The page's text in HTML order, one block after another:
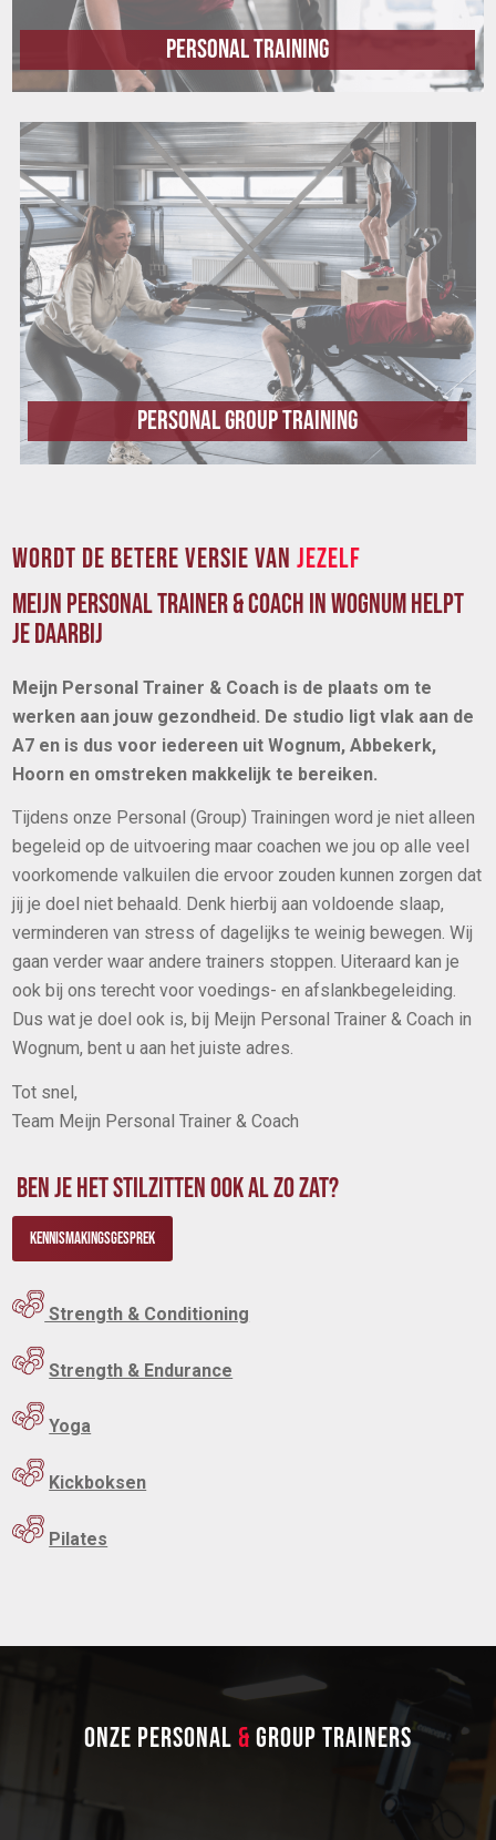
Personal Training
Personal GROUP training
WORDT DE BETERE VERSIE VANJEZELF
MEIJN PERSONAL TRAINER & COACH IN WOGNUM HELPT
JE DAARBIJ
Meijn Personal Trainer & Coach is de plaats om te
werken aan jouw gezondheid. De studio ligt vlak aan de
A7 en is dus voor iedereen uit Wognum, Abbekerk,
Hoorn en omstreken makkelijk te bereiken.
Tijdens onze Personal (Group) Trainingen word je niet alleen
begeleid op de uitvoering maar coachen we jou op alle veel
voorkomende valkuilen die ervoor zouden kunnen zorgen dat
jij je doel niet behaald. Denk hierbij aan voldoende slaap,
verminderen van stress of dagelijks te weinig bewegen. Wij
gaan verder waar andere trainers stoppen. Uiteraard kan je
ook bij ons terecht voor voedings- en afslankbegeleiding.
Dus wat je doel ook is, bij Meijn Personal Trainer & Coach in
Wognum, bent u aan het juiste adres.
Tot snel,
Team Meijn Personal Trainer & Coach
BEN JE HET STILZITTEN OOK AL ZO ZAT?
Kennismakingsgesprek
Strength & Conditioning
Strength & Endurance
Yoga
Kickboksen
Pilates
ONZE PERSONAL&GROUP TRAINERS